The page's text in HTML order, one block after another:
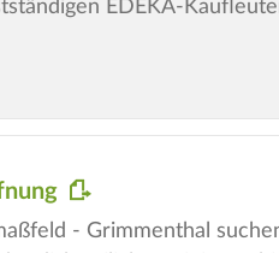
EDEKA-
- Grimmenthal